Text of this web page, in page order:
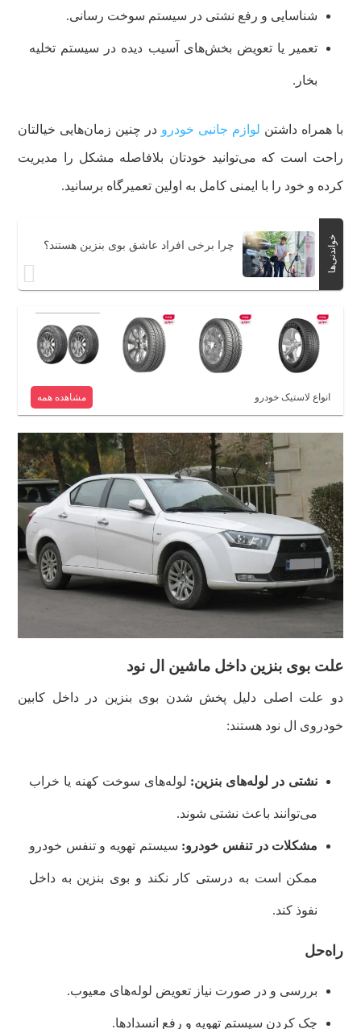
شناسایی و رفع نشتی در سیستم سوخت‌ رسانی.
تعمیر یا تعویض بخش‌های آسیب‌ دیده در سیستم تخلیه
بخار.
با همراه داشتن لوازم جانبی خودرو در چنین زمان‌هایی خیالتان
راحت است که می‌توانید خودتان بلافاصله مشکل را مدیریت
کرده و خود را با ایمنی کامل به اولین تعمیرگاه برسانید.
خواندنی‌ها چرا برخی افراد عاشق بوی بنزین هستند؟
انواع لاستیک خودرو مشاهده همه
علت بوی بنزین داخل ماشین ال نود
دو علت اصلی دلیل پخش شدن بوی بنزین در داخل کابین
خودروی ال نود هستند:
نشتی در لوله‌های بنزین: لوله‌های سوخت کهنه یا خراب
می‌توانند باعث نشتی شوند.
مشکلات در تنفس خودرو: سیستم تهویه و تنفس خودرو
ممکن است به درستی کار نکند و بوی بنزین به داخل
نفوذ کند.
راه‌حل
بررسی و در صورت نیاز تعویض لوله‌های معیوب.
چک کردن سیستم تهویه و رفع انسدادها.